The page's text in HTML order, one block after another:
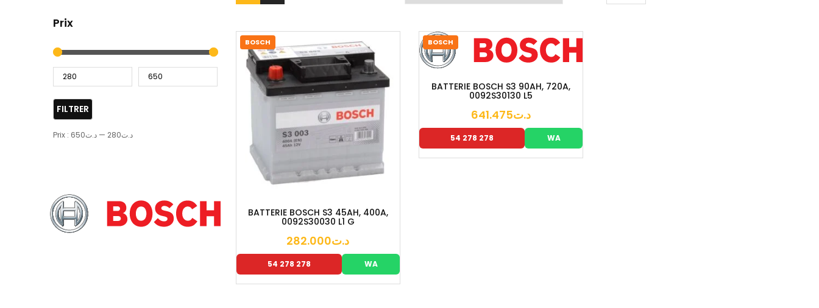
Prix
FILTRER
Prix : د.ت280 — د.ت650
BOSCH
BATTERIE BOSCH S3 45AH, 400A,
0092S30030 L1 G
د.ت282.000
54 278 278 WA
BOSCH
BATTERIE BOSCH S3 90AH, 720A,
0092S30130 L5
د.ت641.475
54 278 278 WA